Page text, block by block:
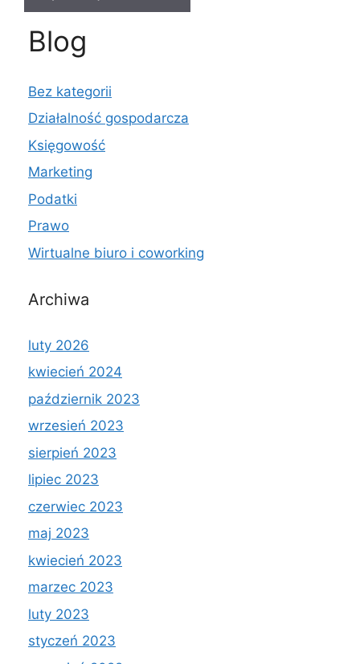
Blog
Bez kategorii
Działalność gospodarcza
Księgowość
Marketing
Podatki
Prawo
Wirtualne biuro i coworking
Archiwa
luty 2026
kwiecień 2024
październik 2023
wrzesień 2023
sierpień 2023
lipiec 2023
czerwiec 2023
maj 2023
kwiecień 2023
marzec 2023
luty 2023
styczeń 2023